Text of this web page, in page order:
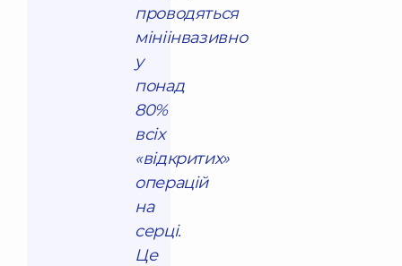
проводяться
мініінвазивно
у
понад
80%
всіх
«відкритих»
операцій
на
серці.
Це